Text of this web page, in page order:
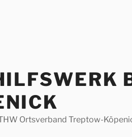
Ortsverband Treptow-